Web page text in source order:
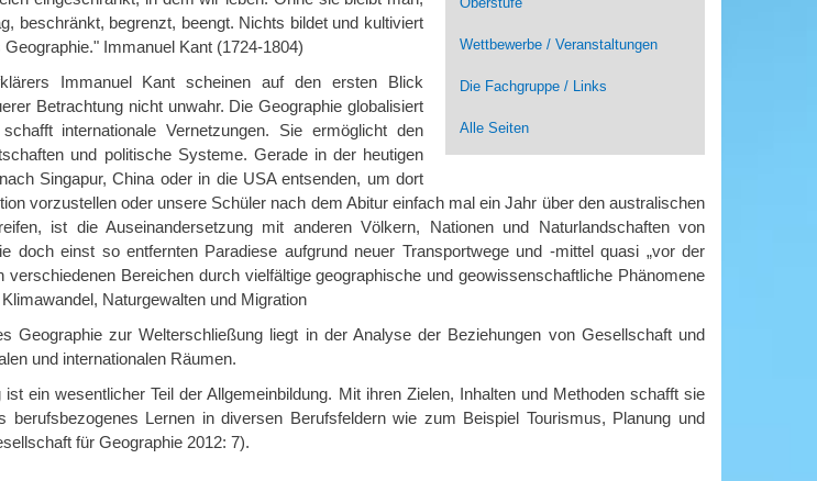
Wettbewerbe / Veranstaltungen
Die Fachgruppe / Links
Alle Seiten
beschränkt, begrenzt, beengt. Nichts bildet und kultiviert
Immanuel Kant (1724-1804)
Immanuel Kant scheinen auf den ersten Blick
Betrachtung nicht unwahr. Die Geographie globalisiert
internationale Vernetzungen. Sie ermöglicht den
und politische Systeme. Gerade in der heutigen
Singapur, China oder in die USA entsenden, um dort
vorzustellen oder unsere Schüler nach dem Abitur einfach mal ein Jahr über den australischen
ist die Auseinandersetzung mit anderen Völkern, Nationen und Naturlandschaften von
doch einst so entfernten Paradiese aufgrund neuer Transportwege und -mittel quasi „vor der
verschiedenen Bereichen durch vielfältige geographische und geowissenschaftliche Phänomene
Naturgewalten und Migration
Geographie zur Welterschließung liegt in der Analyse der Beziehungen von Gesellschaft und
und internationalen Räumen.
ist ein wesentlicher Teil der Allgemeinbildung. Mit ihren Zielen, Inhalten und Methoden schafft sie
berufsbezogenes Lernen in diversen Berufsfeldern wie zum Beispiel Tourismus, Planung und
für Geographie 2012: 7).